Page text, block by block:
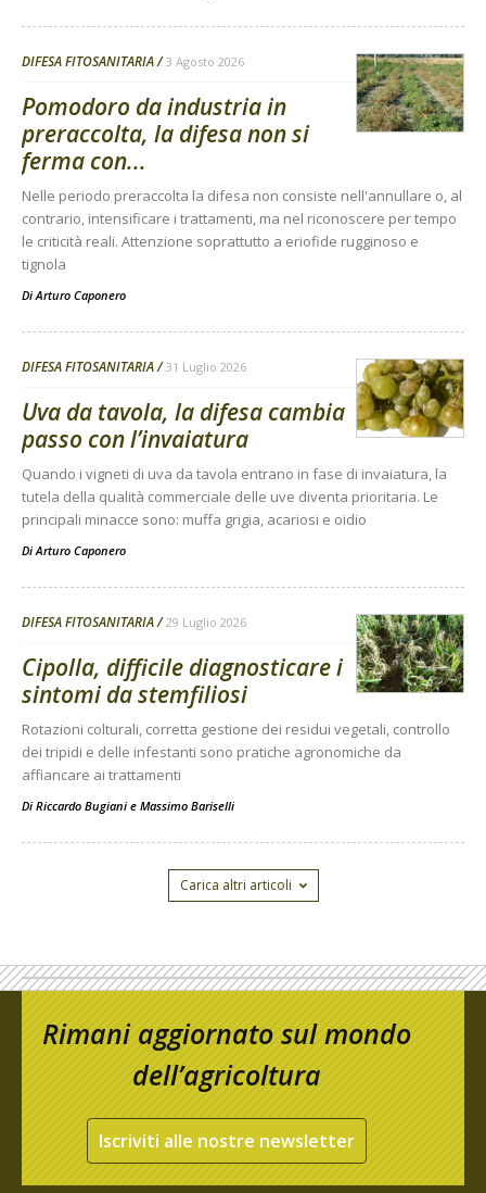
DIFESA FITOSANITARIA 3 Agosto 2026
Pomodoro da industria in
preraccolta, la difesa non si
ferma con...
Nelle periodo preraccolta la difesa non consiste nell'annullare o, al
contrario, intensificare i trattamenti, ma nel riconoscere per tempo
le criticità reali. Attenzione soprattutto a eriofide rugginoso e
tignola
DiArturo Caponero
DIFESA FITOSANITARIA 31 Luglio 2026
Uva da tavola, la difesa cambia
passo con l’invaiatura
Quando i vigneti di uva da tavola entrano in fase di invaiatura, la
tutela della qualità commerciale delle uve diventa prioritaria. Le
principali minacce sono: muffa grigia, acariosi e oidio
DiArturo Caponero
DIFESA FITOSANITARIA 29 Luglio 2026
Cipolla, difficile diagnosticare i
sintomi da stemfiliosi
Rotazioni colturali, corretta gestione dei residui vegetali, controllo
dei tripidi e delle infestanti sono pratiche agronomiche da
affiancare ai trattamenti
Di Riccardo Bugiani e Massimo Bariselli
Carica altri articoli
Rimani aggiornato sul mondo
dell’agricoltura
Iscriviti alle nostre newsletter